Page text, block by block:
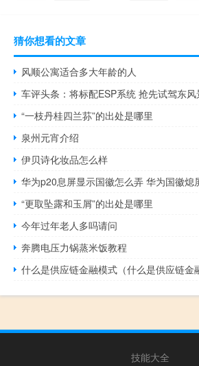
猜你想看的文章
风顺公寓适合多大年龄的人
车评头条：将标配ESP系统 抢先试驾东风
“一枝丹桂四兰荪”的出处是哪里
泉州元宵介绍
伊贝诗化妆品怎么样
华为p20息屏显示国徽怎么弄 华为国徽熄
“更取坠露和玉屑”的出处是哪里
今年过年老人多吗请问
奔腾电压力锅蒸米饭教程
什么是供应链金融模式（什么是供应链金
技能大全